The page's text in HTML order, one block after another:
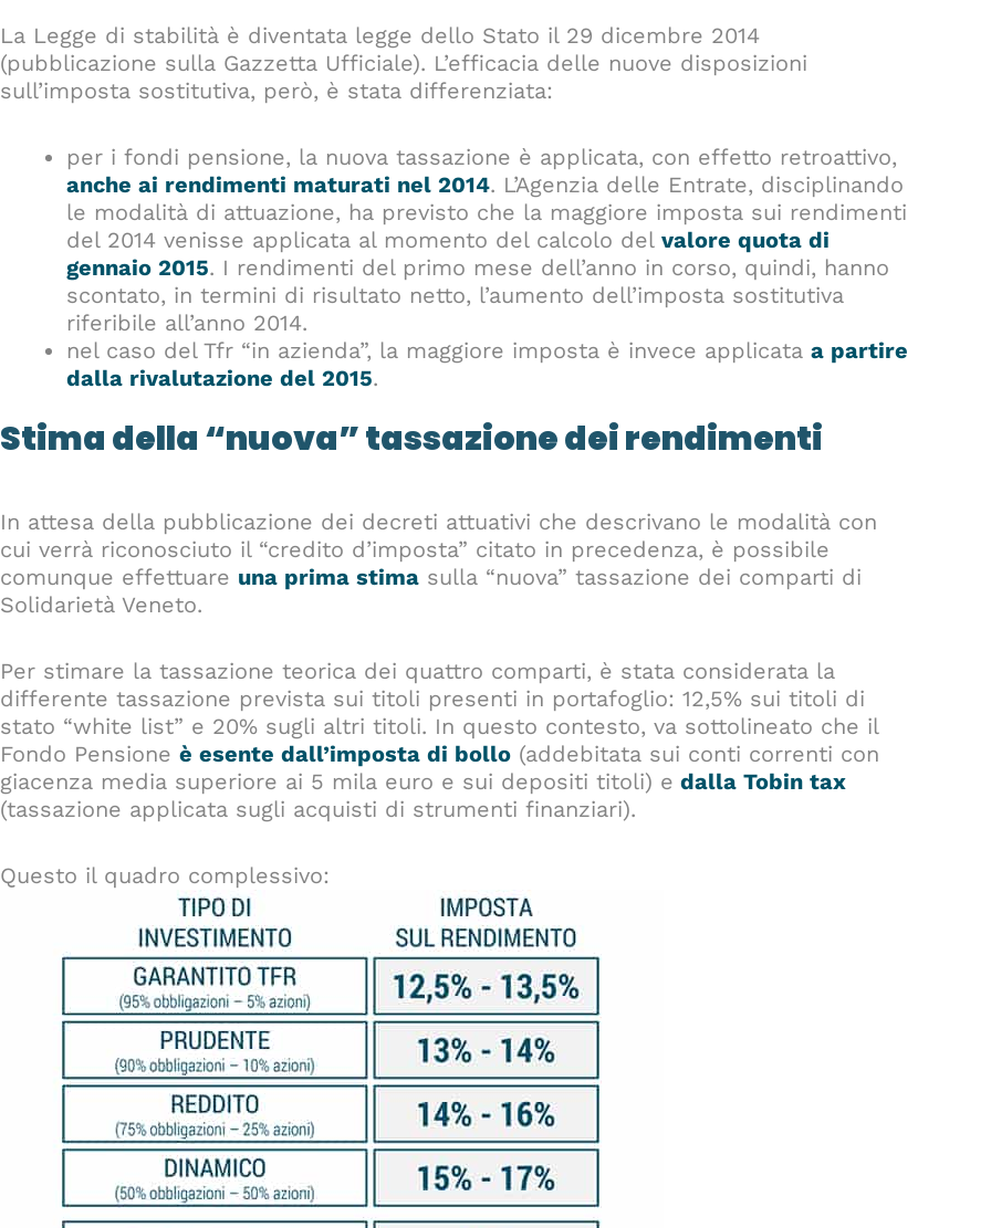
La Legge di stabilità è diventata legge dello Stato il 29 dicembre 2014
(pubblicazione sulla Gazzetta Ufficiale). L’efficacia delle nuove disposizioni
sull’imposta sostitutiva, però, è stata differenziata:
per i fondi pensione, la nuova tassazione è applicata, con effetto retroattivo,
anche ai rendimenti maturati nel 2014. L’Agenzia delle Entrate, disciplinando
le modalità di attuazione, ha previsto che la maggiore imposta sui rendimenti
del 2014 venisse applicata al momento del calcolo del valore quota di
gennaio 2015. I rendimenti del primo mese dell’anno in corso, quindi, hanno
scontato, in termini di risultato netto, l’aumento dell’imposta sostitutiva
riferibile all’anno 2014.
nel caso del Tfr “in azienda”, la maggiore imposta è invece applicata a partire
dalla rivalutazione del 2015.
Stima della “nuova” tassazione dei rendimenti
In attesa della pubblicazione dei decreti attuativi che descrivano le modalità con
cui verrà riconosciuto il “credito d’imposta” citato in precedenza, è possibile
comunque effettuare una prima stima sulla “nuova” tassazione dei comparti di
Solidarietà Veneto.
Per stimare la tassazione teorica dei quattro comparti, è stata considerata la
differente tassazione prevista sui titoli presenti in portafoglio: 12,5% sui titoli di
stato “white list” e 20% sugli altri titoli. In questo contesto, va sottolineato che il
Fondo Pensione è esente dall’imposta di bollo (addebitata sui conti correnti con
giacenza media superiore ai 5 mila euro e sui depositi titoli) e dalla Tobin tax
(tassazione applicata sugli acquisti di strumenti finanziari).
Questo il quadro complessivo: